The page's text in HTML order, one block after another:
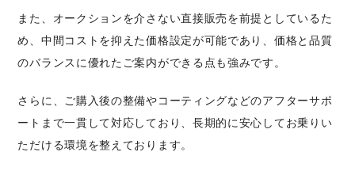
また、オークションを介さない直接販売を前提としているた
め、中間コストを抑えた価格設定が可能であり、価格と品質
のバランスに優れたご案内ができる点も強みです。
さらに、ご購入後の整備やコーティングなどのアフターサポ
ートまで一貫して対応しており、長期的に安心してお乗りい
ただける環境を整えております。